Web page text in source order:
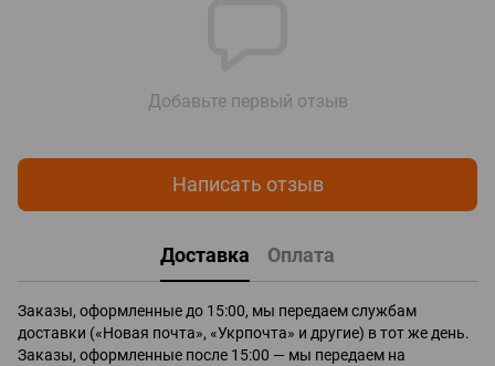
Добавьте первый отзыв
Написать отзыв
Доставка Оплата
Заказы, оформленные до 15:00, мы передаем службам
доставки («Новая почта», «Укрпочта» и другие) в тот же день.
Заказы, оформленные после 15:00 — мы передаем на